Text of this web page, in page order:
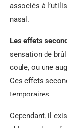
associés à
nasal.
Les effets
sensation de
coule, ou une
Ces effets
temporaires.
Cependant, il